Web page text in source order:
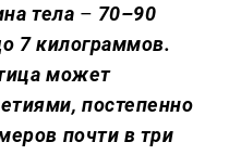
тела – 70–90
7 килограммов.
может
постепенно
почти в три